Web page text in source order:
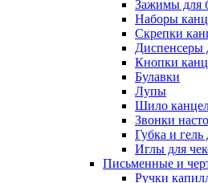
Зажимы для
Наборы
Скрепки
Диспенсеры
Кнопки
Булавки
Лупы
Шило
Звонки
Губка и гель
Иглы для
Письменные и
Ручки